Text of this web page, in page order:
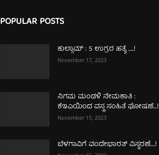
POPULAR POSTS
ಕುಲ್ಗಾಮ್‌ : 5 ಉಗ್ರರ ಹತ್ಯೆ …..!
November 17, 2023
ನಿಗಮ ಮಂಡಳಿ ನೇಮಕಾತಿ :
ಕೆಇಎಯಿಂದ ವಸ್ತ್ರ ಸಂಹಿತೆ ಘೋಷಣೆ…!
November 15, 2023
ಬೆಳಗಾವಿಗೆ ವಂದೇಭಾರತ್‌ ವಿಸ್ಥರಣೆ….!